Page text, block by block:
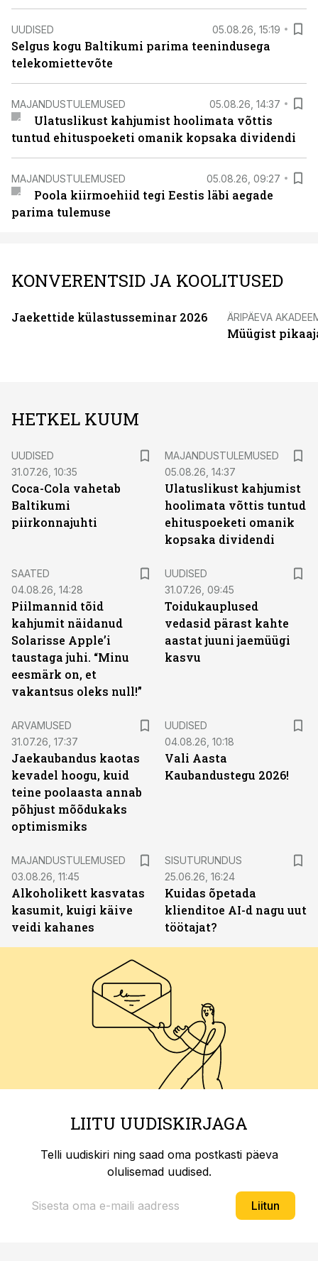
UUDISED 05.08.26, 15:19
Selgus kogu Baltikumi parima teenindusega
telekomiettevõte
MAJANDUSTULEMUSED 05.08.26, 14:37
Ulatuslikust kahjumist hoolimata võttis
tuntud ehituspoeketi omanik kopsaka dividendi
MAJANDUSTULEMUSED 05.08.26, 09:27
Poola kiirmoehiid tegi Eestis läbi aegade
parima tulemuse
KONVERENTSID JA KOOLITUSED
Jaekettide külastusseminar 2026 ÄRIPÄEVA
Müügist
HETKEL KUUM
UUDISED
31.07.26, 10:35
Coca-Cola vahetab
Baltikumi
piirkonnajuhti
MAJANDUSTULEMUSED
05.08.26, 14:37
Ulatuslikust kahjumist
hoolimata võttis tuntud
ehituspoeketi omanik
kopsaka dividendi
SAATED
04.08.26, 14:28
Piilmannid tõid
kahjumit näidanud
Solarisse Apple’i
taustaga juhi. “Minu
eesmärk on, et
vakantsus oleks null!”
UUDISED
31.07.26, 09:45
Toidukauplused
vedasid pärast kahte
aastat juuni jaemüügi
kasvu
ARVAMUSED
31.07.26, 17:37
Jaekaubandus kaotas
kevadel hoogu, kuid
teine poolaasta annab
põhjust mõõdukaks
optimismiks
UUDISED
04.08.26, 10:18
Vali Aasta
Kaubandustegu 2026!
MAJANDUSTULEMUSED
03.08.26, 11:45
Alkoholikett kasvatas
kasumit, kuigi käive
veidi kahanes
SISUTURUNDUS
25.06.26, 16:24
Kuidas õpetada
klienditoe AI-d nagu uut
töötajat?
LIITU UUDISKIRJAGA
Telli uudiskiri ning saad oma postkasti päeva
olulisemad uudised.
Liitun